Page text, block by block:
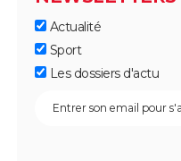
Actualité
Sport
Les dossiers d'actu